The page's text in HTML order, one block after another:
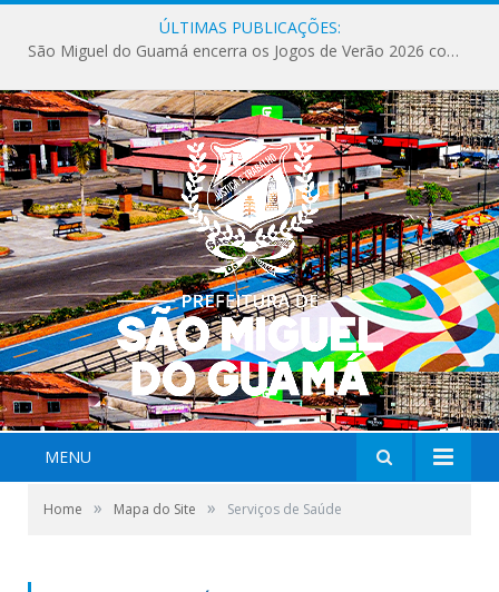
ÚLTIMAS PUBLICAÇÕES:
São Miguel do Guamá encerra os Jogos de Verão 2026 com sucesso de público e competições.
MENU
Home » Mapa do Site » Serviços de Saúde